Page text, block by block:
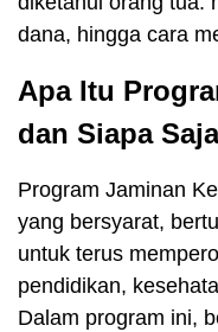
dana, hingga cara
Apa Itu
dan Siapa
Program Jaminan
yang bersyarat,
untuk terus
pendidikan,
Dalam program ini,